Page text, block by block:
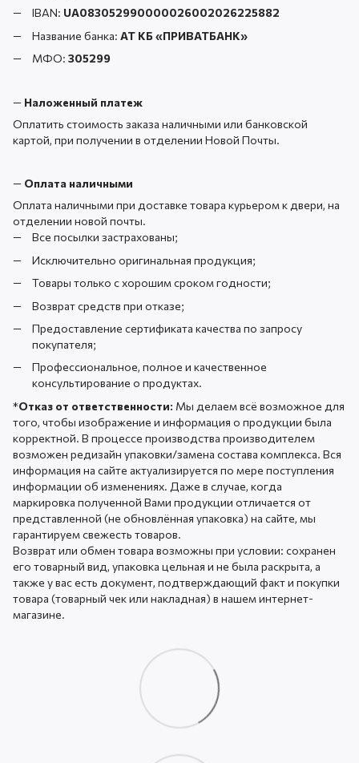
IBAN: UA083052990000026002026225882
Название банка: АТ КБ «ПРИВАТБАНК»
МФО: 305299
— Наложенный платеж
Оплатить стоимость заказа наличными или банковской
картой, при получении в отделении Новой Почты.
— Оплата наличными
Оплата наличными при доставке товара курьером к двери, на
отделении новой почты.
Все посылки застрахованы;
Исключительно оригинальная продукция;
Товары только с хорошим сроком годности;
Возврат средств при отказе;
Предоставление сертификата качества по запросу
покупателя;
Профессиональное, полное и качественное
консультирование о продуктах.
*Отказ от ответственности: Мы делаем всё возможное для
того, чтобы изображение и информация о продукции была
корректной. В процессе производства производителем
возможен редизайн упаковки/замена состава комплекса. Вся
информация на сайте актуализируется по мере поступления
информации об изменениях. Даже в случае, когда
маркировка полученной Вами продукции отличается от
представленной (не обновлённая упаковка) на сайте, мы
гарантируем свежесть товаров.
Возврат или обмен товара возможны при условии: сохранен
его товарный вид, упаковка цельная и не была раскрыта, а
также у вас есть документ, подтверждающий факт и покупки
товара (товарный чек или накладная) в нашем интернет-
магазине.